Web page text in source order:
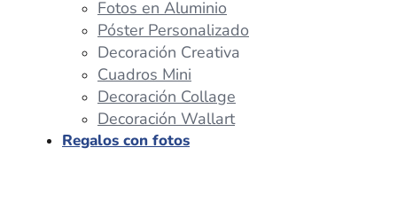
Fotos en Aluminio
Póster Personalizado
Decoración Creativa
Cuadros Mini
Decoración Collage
Decoración Wallart
Regalos con fotos